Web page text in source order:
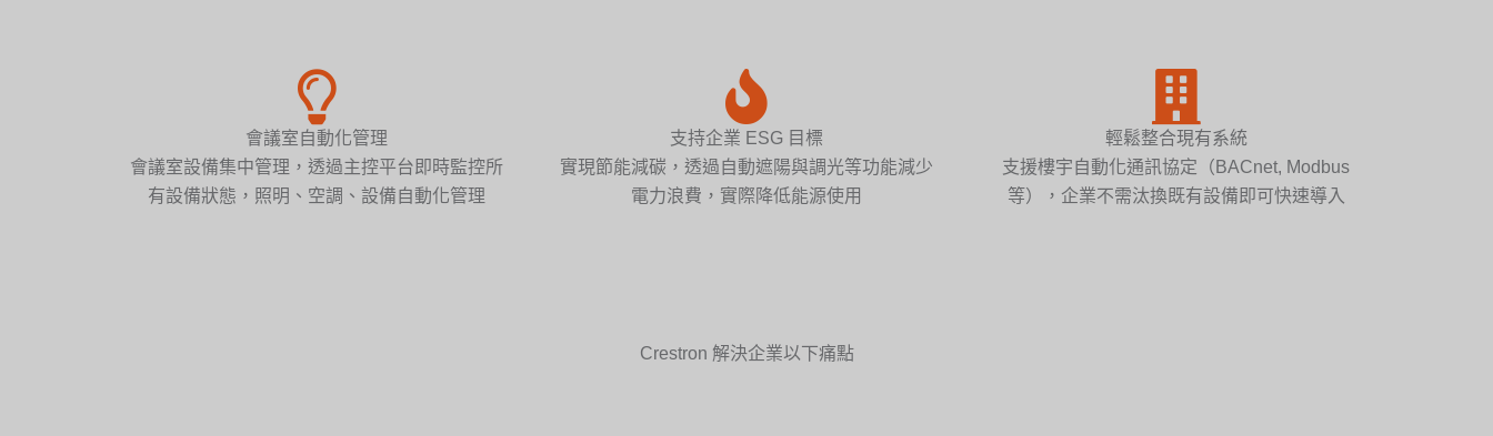
會議室自動化管理
會議室設備集中管理，透過主控平台即時監控所
有設備狀態，照明、空調、設備自動化管理
支持企業 ESG 目標
實現節能減碳，透過自動遮陽與調光等功能減少
電力浪費，實際降低能源使用
輕鬆整合現有系統
支援樓宇自動化通訊協定（BACnet, Modbus
等），企業不需汰換既有設備即可快速導入
Crestron 解決企業以下痛點